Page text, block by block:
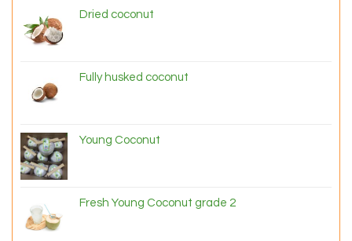
Dried coconut
Fully husked coconut
Young Coconut
Fresh Young Coconut grade 2